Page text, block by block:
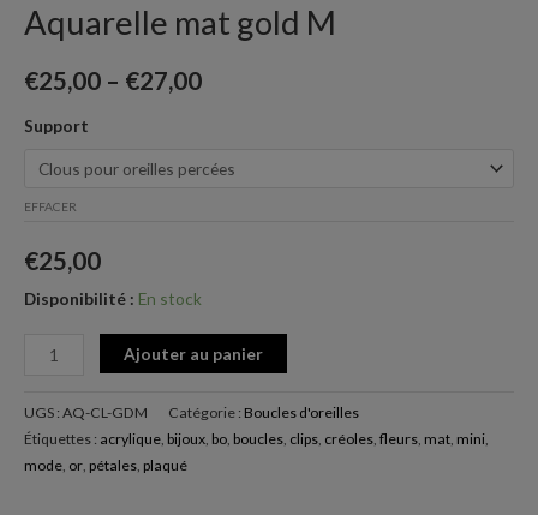
Aquarelle mat gold M
€25,00 – €27,00
Support
EFFACER
€25,00
Disponibilité : En stock
Ajouter au panier
UGS : AQ-CL-GDM Catégorie : Boucles d'oreilles
Étiquettes : acrylique, bijoux, bo, boucles, clips, créoles, fleurs, mat, mini,
mode, or, pétales, plaqué